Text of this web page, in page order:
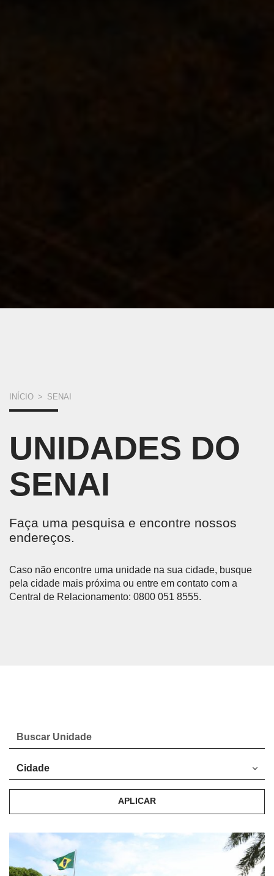
VOCÊ
AQUI
INÍCIO > SENAI
UNIDADES DO
SENAI
Faça uma pesquisa e encontre nossos
endereços.
Caso não encontre uma unidade na sua cidade, busque
pela cidade mais próxima ou entre em contato com a
Central de Relacionamento: 0800 051 8555.
APLICAR